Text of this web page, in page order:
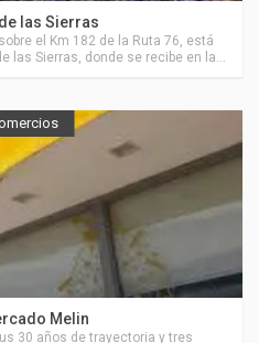
Villa Ventana
las Sierras
el Km 182 de la Ruta 76, está
las Sierras, donde se recibe en la
de la Ventana
Melin
30 años de trayectoria y tres